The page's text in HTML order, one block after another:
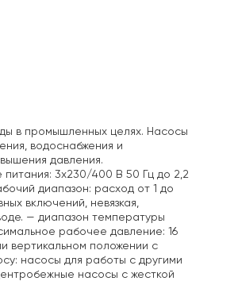
в промышленных целях. Насосы
водоснабжения и
давления.
3х230/400 В 50 Гц до 2,2
диапазон: расход от 1 до
включений, невязкая,
— диапазон температуры
рабочее давление: 16
вертикальном положении с
насосы для работы с другими
насосы с жесткой